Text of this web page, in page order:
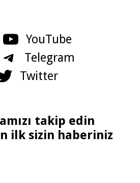
YouTube
Telegram
Twitter
takip edin
ilk sizin haberiniz